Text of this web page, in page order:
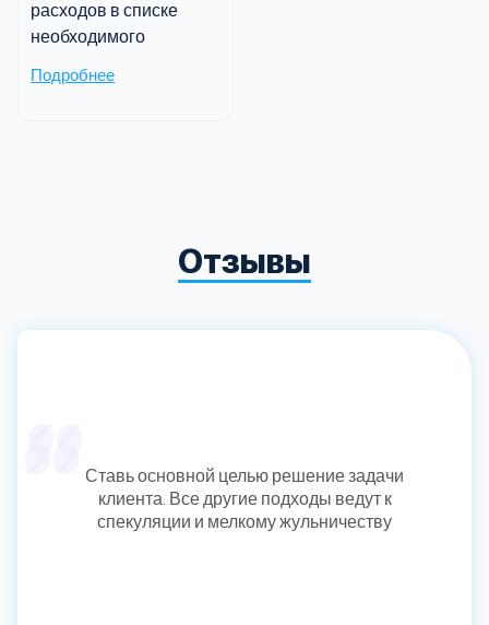
расходов в списке
необходимого
Подробнее
Отзывы
Ставь основной целью решение задачи
клиента. Все другие подходы ведут к
спекуляции и мелкому жульничеству